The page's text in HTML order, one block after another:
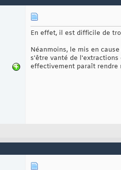
En effet, il est difficile de
Néanmoins, le mis en
s'être vanté de
effectivement paraît rendre